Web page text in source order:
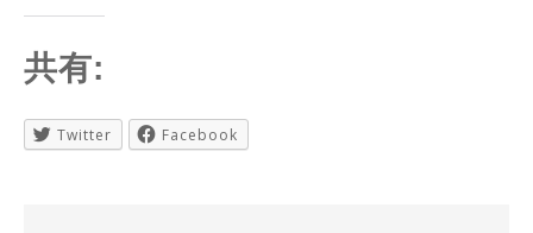
共有:
Twitter Facebook